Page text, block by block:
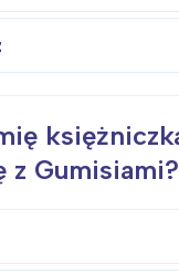
z Gumisiami?